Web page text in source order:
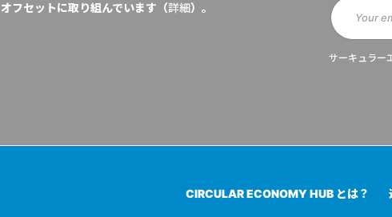
オフセットに取り組んでいます（詳細）。
サーキュラー
CIRCULAR ECONOMY HUB とは？